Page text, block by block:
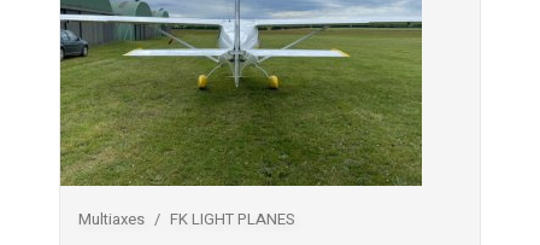
Multiaxes FK LIGHT PLANES